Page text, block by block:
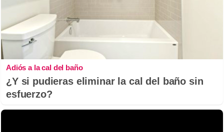
Adiós a la cal del baño
¿Y si pudieras eliminar la cal del baño sin
esfuerzo?